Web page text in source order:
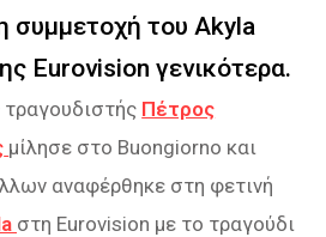
συμμετοχή του Akyla
Eurovision γενικότερα.
Πέτρος
μίλησε στο Buongiorno και
αναφέρθηκε στη φετινή
στη Eurovision με το τραγούδι